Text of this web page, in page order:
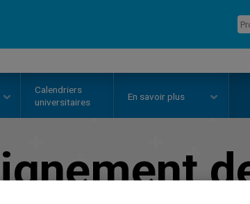
Calendriers
universitaires
En savoir plus